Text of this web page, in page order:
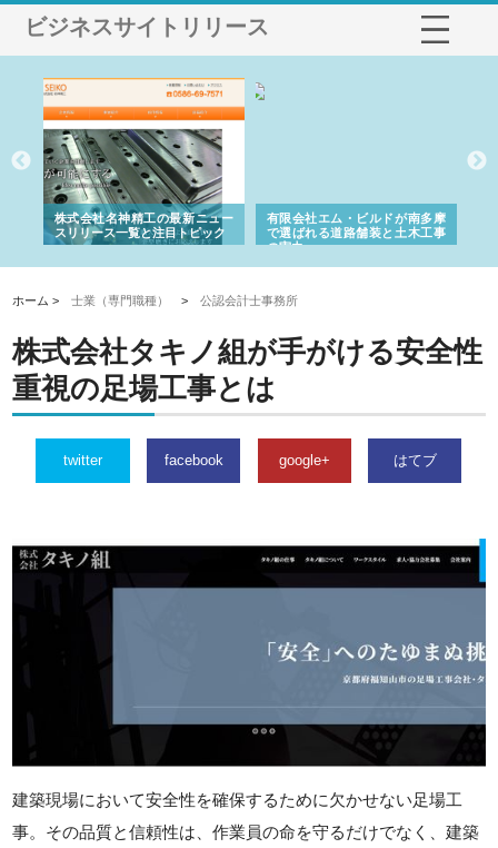
ビジネスサイトリリース
株式会社名神精工の最新ニュー
スリリース一覧と注目トピック
有限会社エム・ビルドが南多摩
で選ばれる道路舗装と土木工事
の実力
ホーム >士業（専門職種） >公認会計士事務所
株式会社タキノ組が手がける安全性
重視の足場工事とは
twitter facebook google+ はてブ
建築現場において安全性を確保するために欠かせない足場工
事。その品質と信頼性は、作業員の命を守るだけでなく、建築